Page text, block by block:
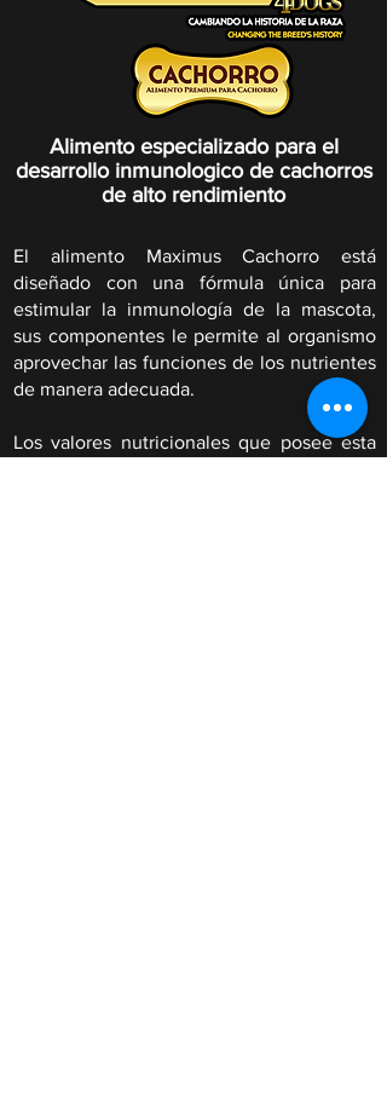
Alimento especializado para el
desarrollo inmunologico de cachorros
de alto rendimiento
El alimento Maximus Cachorro está
diseñado con una fórmula única para
estimular la inmunología de la mascota,
sus componentes le permite al organismo
aprovechar las funciones de los nutrientes
de manera adecuada.
Los valores nutricionales que posee esta